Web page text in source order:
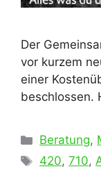
Der
vor kurzem
einer
beschlossen.
Kategorien
Beratung,
420,710,